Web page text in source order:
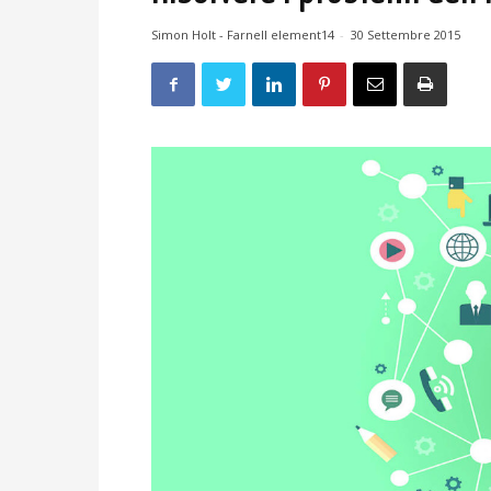
Simon Holt - Farnell element14 - 30 Settembre 2015